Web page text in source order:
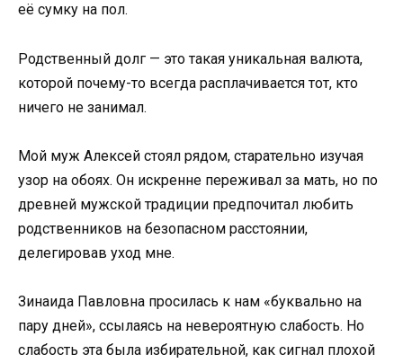
её сумку на пол.
Родственный долг — это такая уникальная валюта,
которой почему-то всегда расплачивается тот, кто
ничего не занимал.
Мой муж Алексей стоял рядом, старательно изучая
узор на обоях. Он искренне переживал за мать, но по
древней мужской традиции предпочитал любить
родственников на безопасном расстоянии,
делегировав уход мне.
Зинаида Павловна просилась к нам «буквально на
пару дней», ссылаясь на невероятную слабость. Но
слабость эта была избирательной, как сигнал плохой